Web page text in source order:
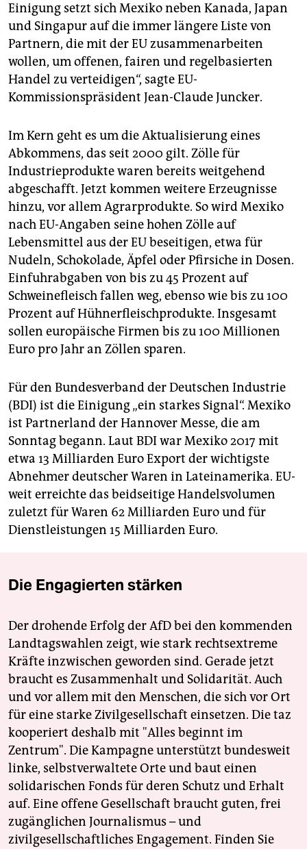
Einigung setzt sich Mexiko neben Kanada, Japan
und Singapur auf die immer längere Liste von
Partnern, die mit der EU zusammenarbeiten
wollen, um offenen, fairen und regelbasierten
Handel zu verteidigen“, sagte EU-
Kommissionspräsident Jean-Claude Juncker.
Im Kern geht es um die Aktualisierung eines
Abkommens, das seit 2000 gilt. Zölle für
Industrieprodukte waren bereits weitgehend
abgeschafft. Jetzt kommen weitere Erzeugnisse
hinzu, vor allem Agrarprodukte. So wird Mexiko
nach EU-Angaben seine hohen Zölle auf
Lebensmittel aus der EU beseitigen, etwa für
Nudeln, Schokolade, Äpfel oder Pfirsiche in Dosen.
Einfuhrabgaben von bis zu 45 Prozent auf
Schweinefleisch fallen weg, ebenso wie bis zu 100
Prozent auf Hühnerfleischprodukte. Insgesamt
sollen europäische Firmen bis zu 100 Millionen
Euro pro Jahr an Zöllen sparen.
Für den Bundesverband der Deutschen Industrie
(BDI) ist die Einigung „ein starkes Signal“. Mexiko
ist Partnerland der Hannover Messe, die am
Sonntag begann. Laut BDI war Mexiko 2017 mit
etwa 13 Milliarden Euro Export der wichtigste
Abnehmer deutscher Waren in Lateinamerika. EU-
weit erreichte das beidseitige Handelsvolumen
zuletzt für Waren 62 Milliarden Euro und für
Dienstleistungen 15 Milliarden Euro.
Die Engagierten stärken
Der drohende Erfolg der AfD bei den kommenden
Landtagswahlen zeigt, wie stark rechtsextreme
Kräfte inzwischen geworden sind. Gerade jetzt
braucht es Zusammenhalt und Solidarität. Auch
und vor allem mit den Menschen, die sich vor Ort
für eine starke Zivilgesellschaft einsetzen. Die taz
kooperiert deshalb mit "Alles beginnt im
Zentrum". Die Kampagne unterstützt bundesweit
linke, selbstverwaltete Orte und baut einen
solidarischen Fonds für deren Schutz und Erhalt
auf. Eine offene Gesellschaft braucht guten, frei
zugänglichen Journalismus – und
zivilgesellschaftliches Engagement. Finden Sie